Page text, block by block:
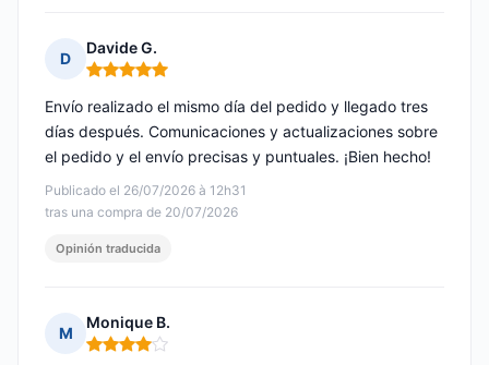
D
Davide G.
Nota: 5 de 5
Publicado el 26/07/2026 à 12h31
tras una compra de 20/07/2026
Envío realizado el mismo día del pedido y llegado tres
días después. Comunicaciones y actualizaciones sobre
el pedido y el envío precisas y puntuales. ¡Bien hecho!
Opinión traducida
M
Monique B.
Nota: 4 de 5